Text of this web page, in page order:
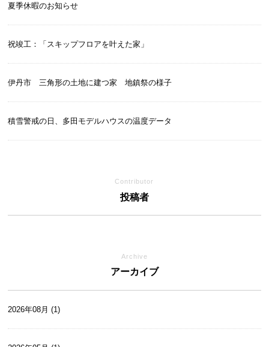
夏季休暇のお知らせ
祝竣工：「スキップフロアを叶えた家」
伊丹市 三角形の土地に建つ家 地鎮祭の様子
積雪警戒の日、多田モデルハウスの温度データ
Contributor
投稿者
Archive
アーカイブ
2026年08月 (1)